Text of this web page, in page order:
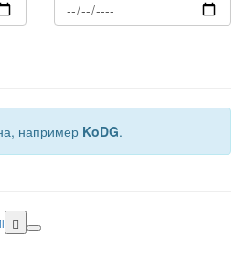
например KoDG.